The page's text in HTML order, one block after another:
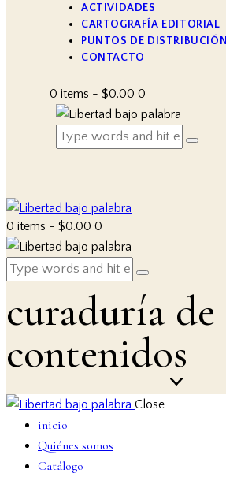
ACTIVIDADES
CARTOGRAFÍA EDITORIAL
PUNTOS DE DISTRIBUCIÓN
CONTACTO
0 items - $0.00 0
0 items - $0.00 0
curaduría de
contenidos
Close
inicio
Quiénes somos
Catálogo